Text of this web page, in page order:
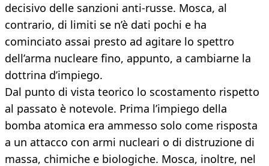
decisivo delle sanzioni anti-russe. Mosca, al
contrario, di limiti se n’è dati pochi e ha
cominciato assai presto ad agitare lo spettro
dell’arma nucleare fino, appunto, a cambiarne la
dottrina d’impiego.
Dal punto di vista teorico lo scostamento rispetto
al passato è notevole. Prima l’impiego della
bomba atomica era ammesso solo come risposta
a un attacco con armi nucleari o di distruzione di
massa, chimiche e biologiche. Mosca, inoltre, nel